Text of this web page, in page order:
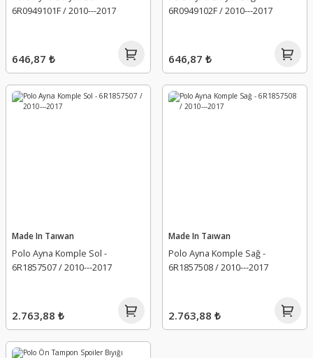
6R0949101F / 2010---2017
646,87 ₺
6R0949102F / 2010---2017
646,87 ₺
Made In Taıwan
Polo Ayna Komple Sol -
6R1857507 / 2010---2017
2.763,88 ₺
Made In Taıwan
Polo Ayna Komple Sağ -
6R1857508 / 2010---2017
2.763,88 ₺